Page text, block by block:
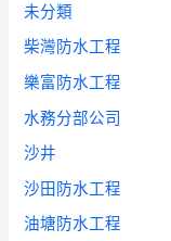
未分類
柴灣防水工程
樂富防水工程
水務分部公司
沙井
沙田防水工程
油塘防水工程